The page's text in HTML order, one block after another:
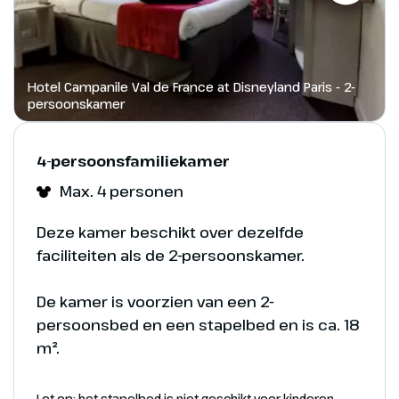
Hotel Campanile Val de France at Disneyland Paris - 2-
persoonskamer
4-persoonsfamiliekamer
Max. 4 personen
Deze kamer beschikt over dezelfde
faciliteiten als de 2-persoonskamer.
De kamer is voorzien van een 2-
persoonsbed en een stapelbed en is ca. 18
m².
Kasteel van Doornroosje zich uitstrekken
naar de hemel.
Disneyland Park - Main Street, U.S.A.
Disneyland Paris - Mickey Mouse
Een voorproefje